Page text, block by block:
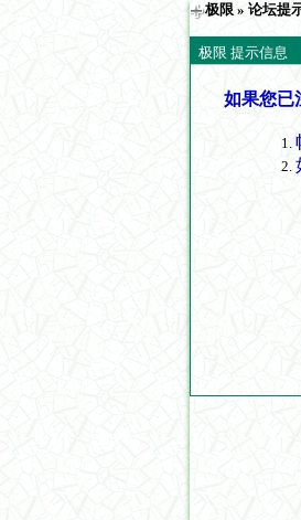
极限 » 论坛提
极限 提示信息
如果您已